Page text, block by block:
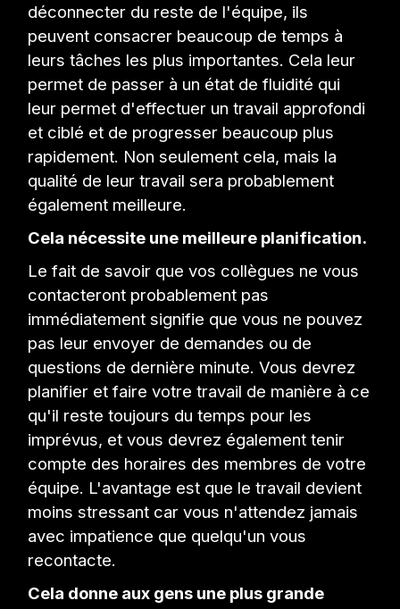
déconnecter du reste de l'équipe, ils
peuvent consacrer beaucoup de temps à
leurs tâches les plus importantes. Cela leur
permet de passer à un état de fluidité qui
leur permet d'effectuer un travail approfondi
et ciblé et de progresser beaucoup plus
rapidement. Non seulement cela, mais la
qualité de leur travail sera probablement
également meilleure.
Cela nécessite une meilleure planification.
Le fait de savoir que vos collègues ne vous
contacteront probablement pas
immédiatement signifie que vous ne pouvez
pas leur envoyer de demandes ou de
questions de dernière minute. Vous devrez
planifier et faire votre travail de manière à ce
qu'il reste toujours du temps pour les
imprévus, et vous devrez également tenir
compte des horaires des membres de votre
équipe. L'avantage est que le travail devient
moins stressant car vous n'attendez jamais
avec impatience que quelqu'un vous
recontacte.
Cela donne aux gens une plus grande